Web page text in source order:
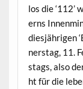
los die ‘112’
erns
diesjähri­gen
ner­stag, 11.
stags, also
ht für die